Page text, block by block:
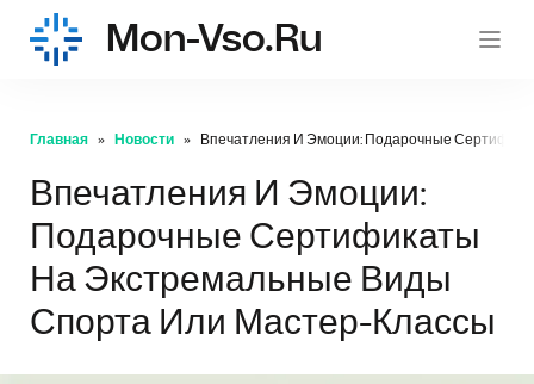
Mon-Vso.ru
Главная Новости Впечатления И Эмоции: Подарочные
Впечатления И Эмоции:
Подарочные Сертификаты
На Экстремальные Виды
Спорта Или Мастер-Классы